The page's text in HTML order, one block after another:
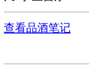
查看品酒笔记